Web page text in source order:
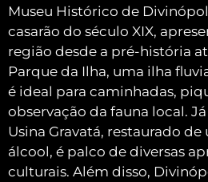
Museu Histórico de
casarão do século XIX,
região desde a pré-história
Parque da Ilha, uma ilha
é ideal para caminhadas,
observação da fauna local.
Usina Gravatá, restaurado
álcool, é palco de diversas
culturais. Além disso,